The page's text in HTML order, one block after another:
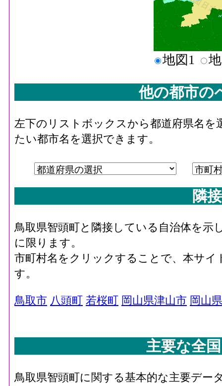
地図1
他の都市の
左下のリストボックスから都道府県名
たい都市名を選択できます。
隣
鳥取県智頭町と隣接している自治体を示
に限ります。
市町村名をクリックすることで、本サ
す。
鳥取市 八頭町 若桜町 岡山県津山市 岡山
主要な全
鳥取県智頭町に関する基本的な主要デ